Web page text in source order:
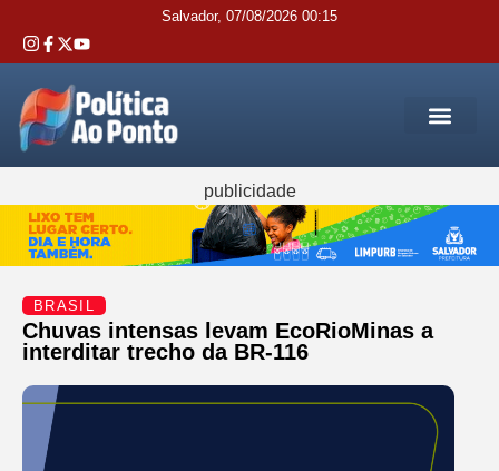
Salvador, 07/08/2026 00:15
publicidade
BRASIL
Chuvas intensas levam EcoRioMinas a
interditar trecho da BR-116